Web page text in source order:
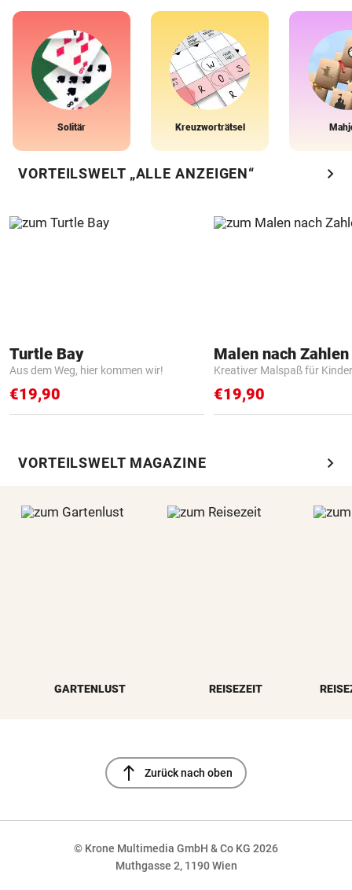
Solitär Kreuzworträtsel
VORTEILSWELT „ALLE ANZEIGEN“ chevron_right
Turtle Bay
Aus dem Weg, hier kommen wir!
€19,90
Kreativer Malspaß für Kinder
€19,90
VORTEILSWELT MAGAZINE chevron_right
GARTENLUST REISEZEIT
north Zurück nach oben
© Krone Multimedia GmbH & Co KG 2026
Muthgasse 2, 1190 Wien